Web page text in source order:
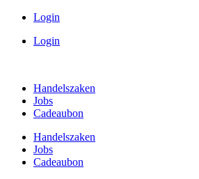
SpringLogin
Login
Handelszaken
Jobs
Cadeaubon
Handelszaken
Jobs
Cadeaubon